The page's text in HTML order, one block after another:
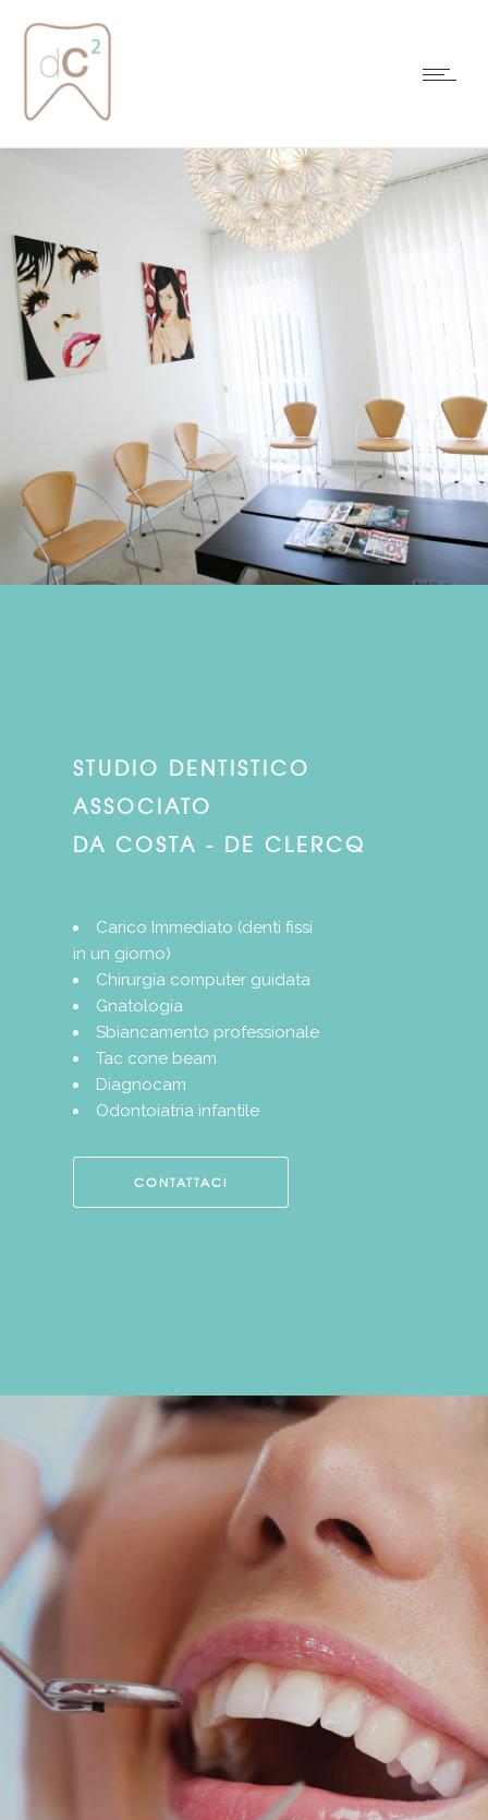
STUDIO DENTISTICO
ASSOCIATO
DA COSTA - DE CLERCQ
Carico Immediato (denti fissi
in un giorno)
Chirurgia computer guidata
Gnatologia
Sbiancamento professionale
Tac cone beam
Diagnocam
Odontoiatria infantile
CONTATTACI